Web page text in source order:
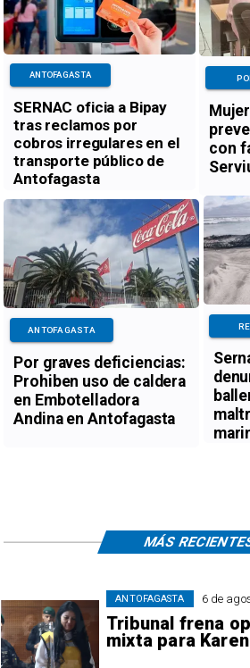
SERNAC oficia a Bipay
tras reclamos por
cobros irregulares en el
transporte público de
Antofagasta
ANTOFAGASTA
con
Por graves deficiencias:
Prohiben uso de caldera
en Embotelladora
Andina en Antofagasta
ANTOFAGASTA
6 de
Tribunal frena
mixta para
ANTOFAGASTA
MÁS